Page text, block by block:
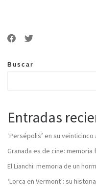
Buscar
Entradas
‘Persépolis’ en su
Granada es de cine: memoria
El Lianchi: memoria de un
‘Lorca en Vermont’: su